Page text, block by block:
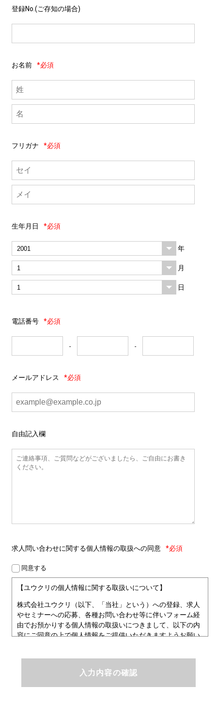
登録No.(ご存知の場合)
お名前 *必須
フリガナ *必須
生年月日 *必須
年
月
日
電話番号 *必須
- -
メールアドレス *必須
自由記入欄
求人問い合わせに関する個人情報の取扱への同意 *必須
同意する
【ユウクリの個人情報に関する取扱いについて】
株式会社ユウクリ（以下、「当社」という）への登録、求人
やセミナーへの応募、各種お問い合わせ等に伴いフォーム経
由でお預かりする個人情報の取扱いにつきまして、以下の内
容にご同意の上で個人情報をご提供いただきますようお願い
ユウクリにおける個人情報保護方針